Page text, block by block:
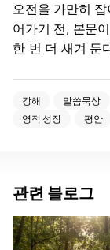
오전을 가만히
어가기 전, 본문
한 번 더 새겨 둔
강해 말씀묵상
영적 성장
평안
관련 블로그